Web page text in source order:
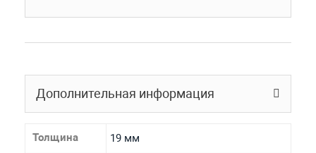
Дополнительная информация
Толщина 19 мм